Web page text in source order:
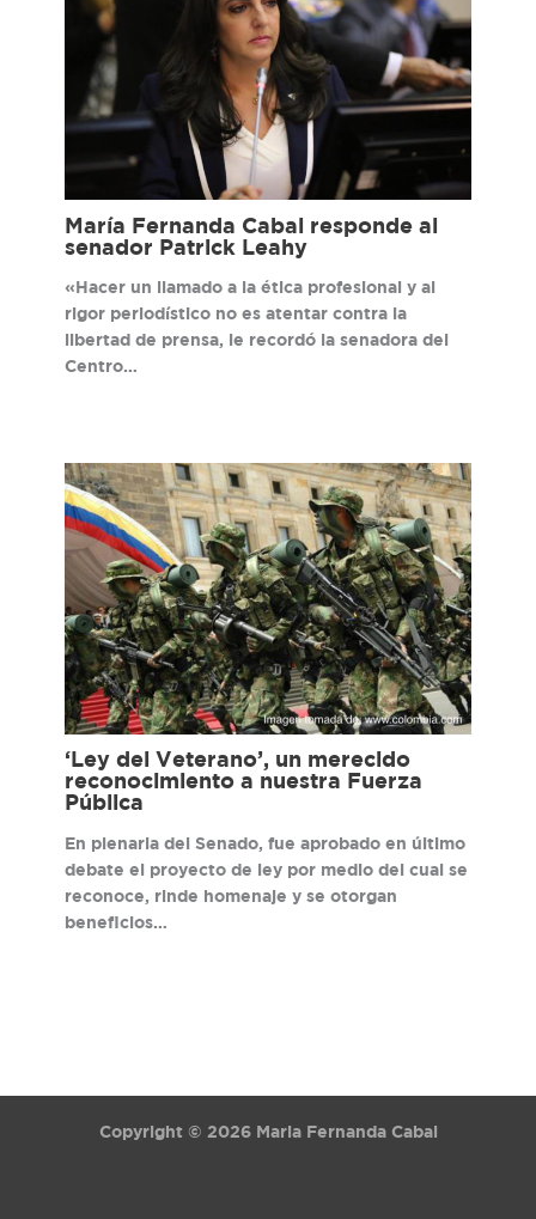
María Fernanda Cabal responde al
senador Patrick Leahy
«Hacer un llamado a la ética profesional y al
rigor periodístico no es atentar contra la
libertad de prensa, le recordó la senadora del
Centro…
‘Ley del Veterano’, un merecido
reconocimiento a nuestra Fuerza
Pública
En plenaria del Senado, fue aprobado en último
debate el proyecto de ley por medio del cual se
reconoce, rinde homenaje y se otorgan
beneficios…
Copyright © 2026 Maria Fernanda Cabal